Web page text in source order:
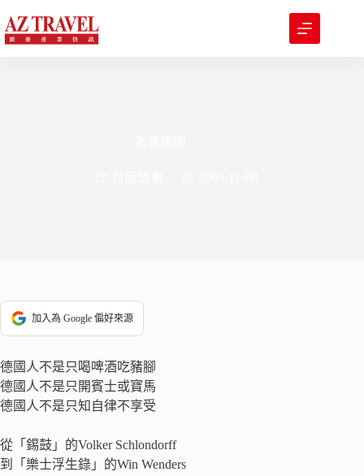
至
主
加入為 Google 偏好來源
德國人不是只喝啤酒吃豬腳
德國人不是只開賓士或寶馬
德國人不是只知自律不享受
從「錫鼓」的Volker Schlondorff
到「樂士浮生錄」的Win Wenders